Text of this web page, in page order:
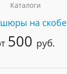
Каталоги
на скобе
500 руб.